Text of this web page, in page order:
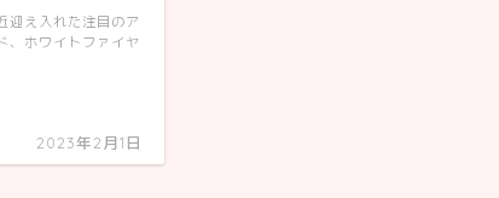
2023年2月1日
迎え入れた注目のア
、ホワイトファイヤ